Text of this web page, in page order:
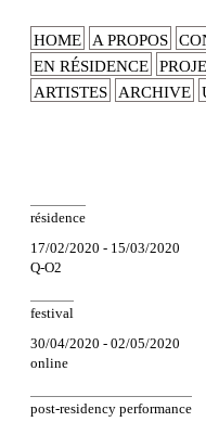
HOME A PROPOS
EN RÉSIDENCE
ARTISTES
ARCHIVE
résidence
17/02/2020 - 15/03/2020
Q-O2
festival
30/04/2020 - 02/05/2020
online
post-residency performance